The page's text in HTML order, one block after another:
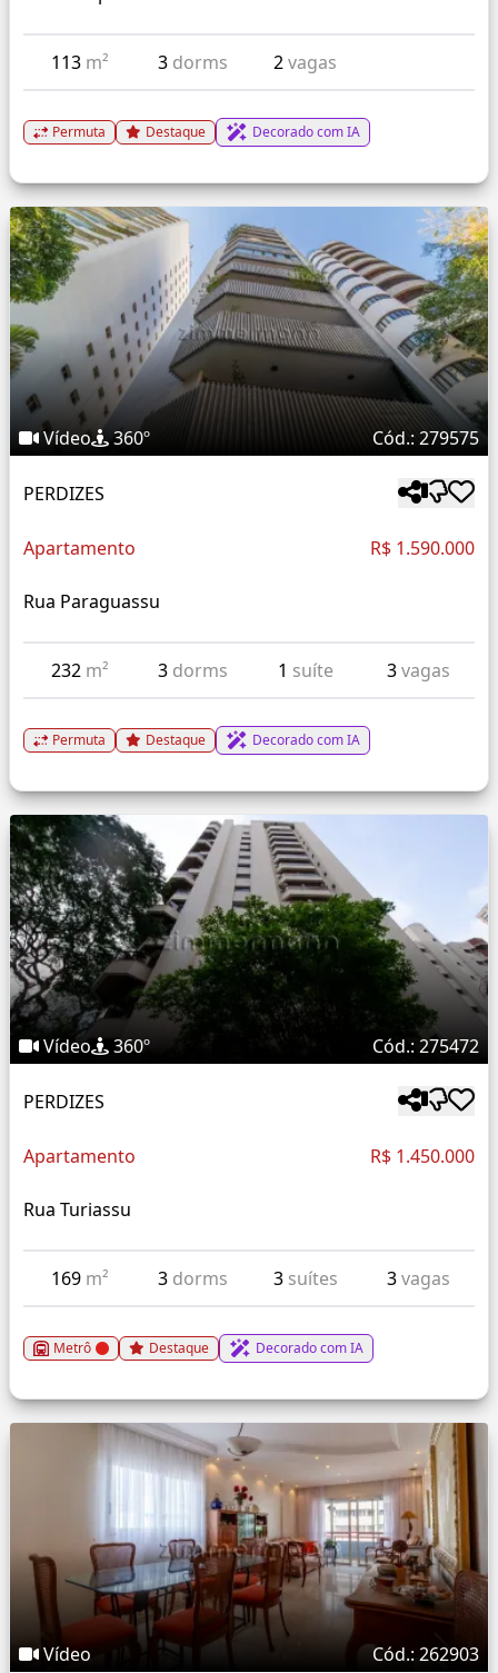
113 m² 3 dorms 2vagas
Permuta Destaque Decorado com IA
Vídeo 360º Cód.: 279575
PERDIZES
Apartamento R$ 1.590.000
Rua Paraguassu
232 m² 3 dorms 1 suíte 3vagas
Permuta Destaque Decorado com IA
Vídeo 360º Cód.: 275472
PERDIZES
Apartamento R$ 1.450.000
Rua Turiassu
169 m² 3 dorms 3 suítes 3vagas
Metrô Destaque Decorado com IA
Vídeo Cód.: 262903